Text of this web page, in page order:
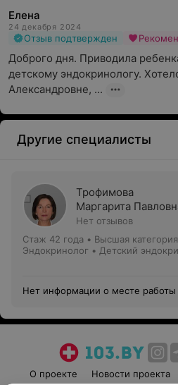
Елена
24 декабря 2024
Отзыв подтвержден
Доброго дня. Приводила
детскому эндокринологу.
Александровне, ...
Другие специалисты
Трофимова
Маргарита
Нет отзывов
Стаж 42 года • Высшая категория
Эндокринолог • Детский
Нет информации о месте работы
О проекте Новости проекта